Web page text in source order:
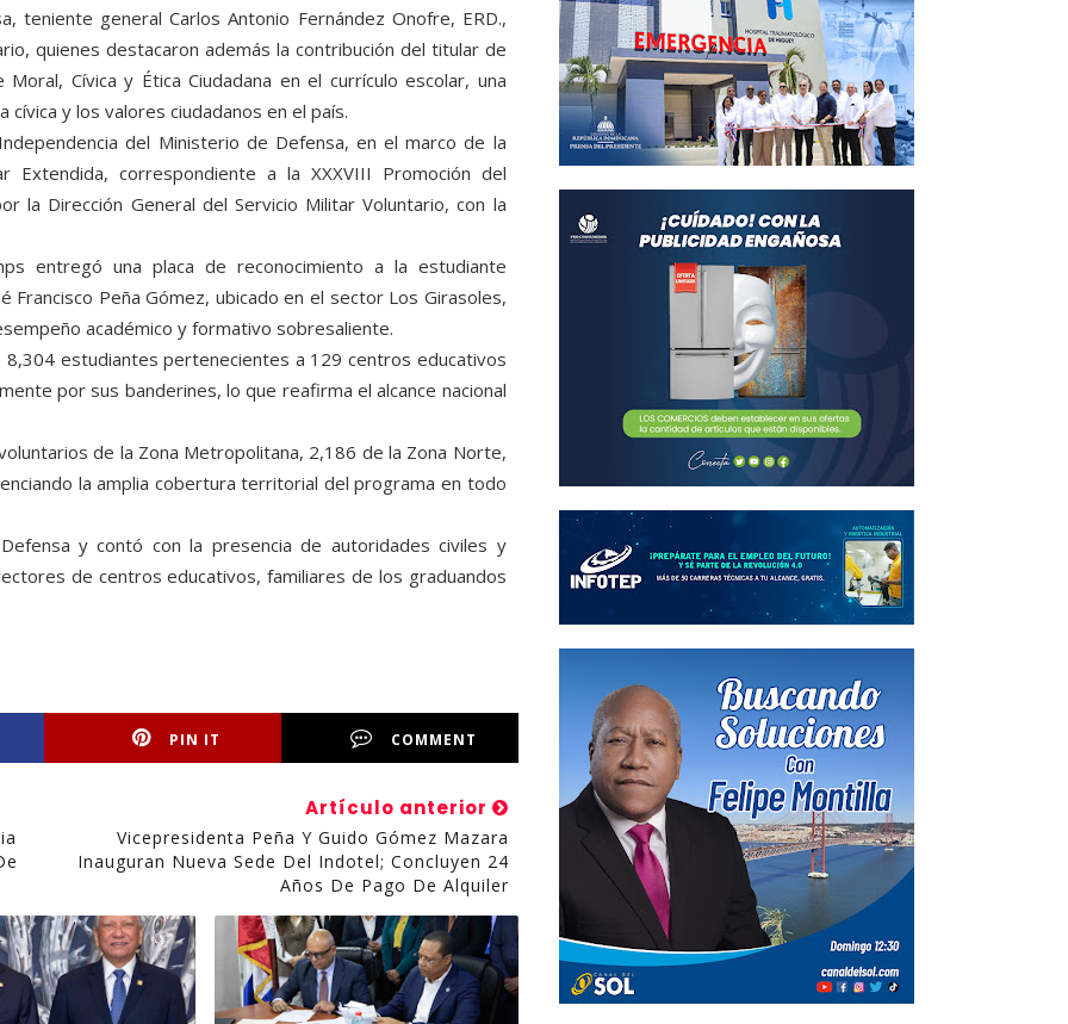
teniente general Carlos Antonio Fernández Onofre, ERD.,
quienes destacaron además la contribución del titular de
Cívica y Ética Ciudadana en el currículo escolar, una
y los valores ciudadanos en el país.
del Ministerio de Defensa, en el marco de la
Extendida, correspondiente a la XXXVIII Promoción del
la Dirección General del Servicio Militar Voluntario, con la
entregó una placa de reconocimiento a la estudiante
Francisco Peña Gómez, ubicado en el sector Los Girasoles,
académico y formativo sobresaliente.
8,304 estudiantes pertenecientes a 129 centros educativos
por sus banderines, lo que reafirma el alcance nacional
de la Zona Metropolitana, 2,186 de la Zona Norte,
la amplia cobertura territorial del programa en todo
y contó con la presencia de autoridades civiles y
de centros educativos, familiares de los graduandos
PIN IT COMMENT
Artículo anterior
Vicepresidenta Peña Y Guido Gómez Mazara
Inauguran Nueva Sede Del Indotel; Concluyen 24
Años De Pago De Alquiler